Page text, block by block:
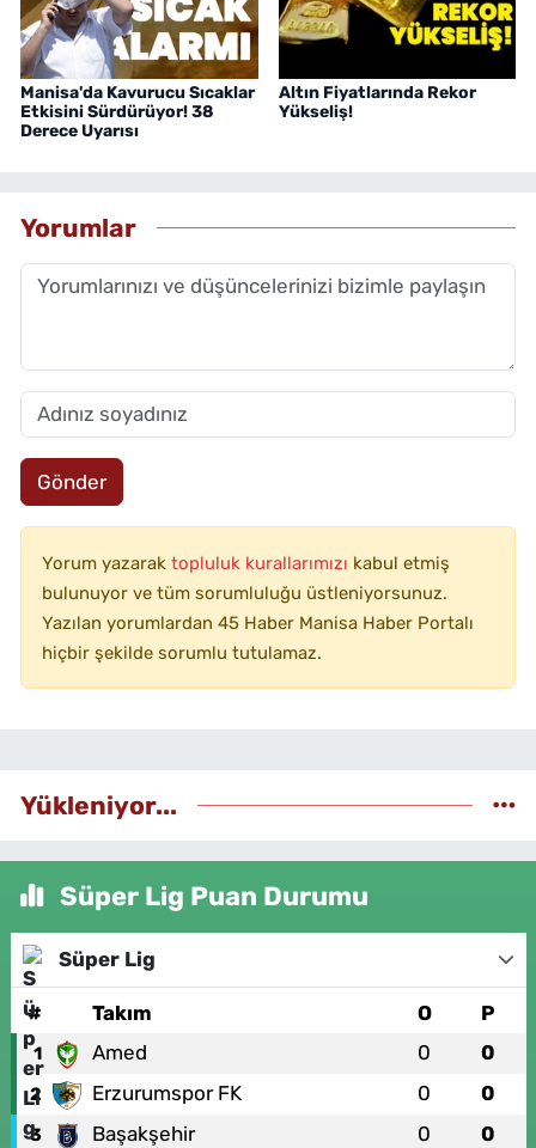
Manisa'da Kavurucu Sıcaklar
Etkisini Sürdürüyor! 38
Derece Uyarısı
Altın Fiyatlarında Rekor
Yükseliş!
Yorumlar
Gönder
Yorum yazarak topluluk kurallarımızı kabul etmiş
bulunuyor ve tüm sorumluluğu üstleniyorsunuz.
Yazılan yorumlardan 45 Haber Manisa Haber Portalı
hiçbir şekilde sorumlu tutulamaz.
Yükleniyor...
Süper Lig Puan Durumu
Süper Lig
# Takım O P
1 Amed 0 0
2 Erzurumspor FK 0 0
3 Başakşehir 0 0